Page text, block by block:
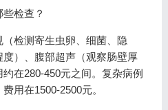
检查？
检测寄生虫卵、细菌、隐
）、腹部超声（观察肠壁厚
在280-450元之间。复杂病例
用在1500-2500元。